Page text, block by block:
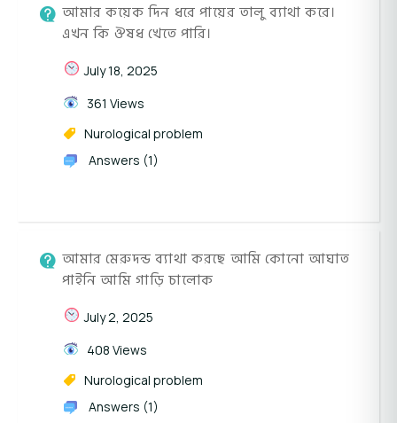
আমার কয়েক দিন ধরে পায়ের তালু ব্যাথা করে।
এখন কি ঔষধ খেতে পারি।
July 18, 2025
361 Views
Nurological problem
Answers (1)
আমার মেরুদন্ড ব্যাথা করছে আমি কোনো আঘাত
পাইনি আমি গাড়ি চালোক
July 2, 2025
408 Views
Nurological problem
Answers (1)